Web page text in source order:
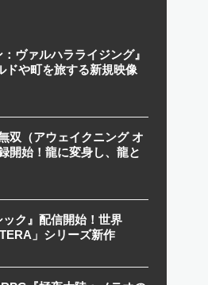
ヴァルハラライジング』
ドや町を旅する新規映像
双（アウェイクニング オ
開始！龍に変身し、龍と
ク』配信開始！世界
」シリーズ新作